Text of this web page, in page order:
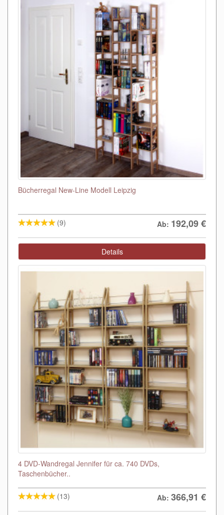
Bücherregal New-Line Modell Leipzig
(9) Ab: 192,09€
Details
4 DVD-Wandregal Jennifer für ca. 740 DVDs,
Taschenbücher..
(13) Ab: 366,91 €